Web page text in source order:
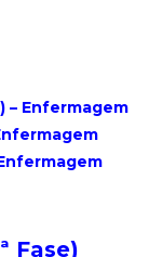
– Enfermagem
Fase)